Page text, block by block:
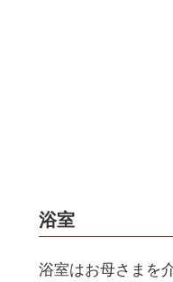
浴室
浴室はお母さまを